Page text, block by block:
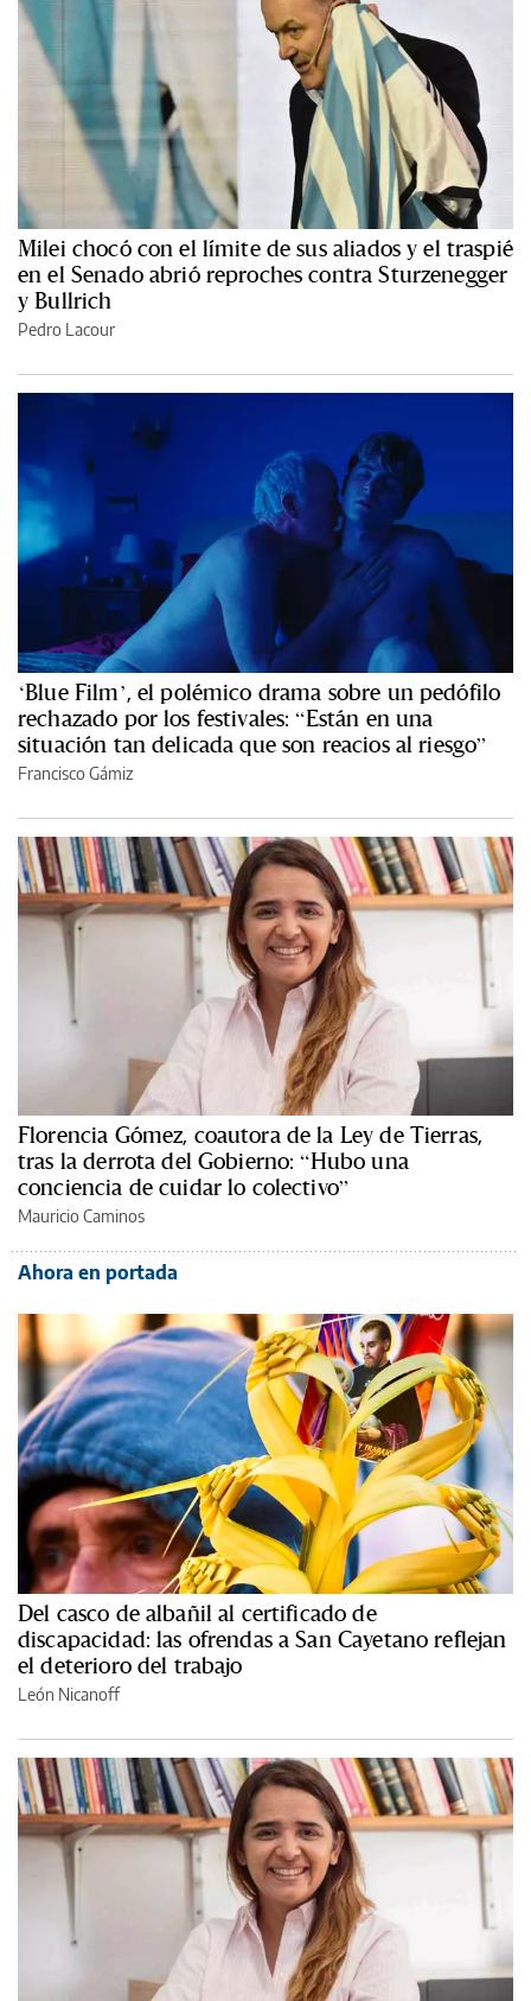
Milei chocó con el límite de sus aliados y el traspié
en el Senado abrió reproches contra Sturzenegger
y Bullrich
Pedro Lacour
‘Blue Film’, el polémico drama sobre un pedófilo
rechazado por los festivales: “Están en una
situación tan delicada que son reacios al riesgo”
Francisco Gámiz
Florencia Gómez, coautora de la Ley de Tierras,
tras la derrota del Gobierno: “Hubo una
conciencia de cuidar lo colectivo”
Mauricio Caminos
Ahora en portada
Del casco de albañil al certificado de
discapacidad: las ofrendas a San Cayetano reflejan
el deterioro del trabajo
León Nicanoff